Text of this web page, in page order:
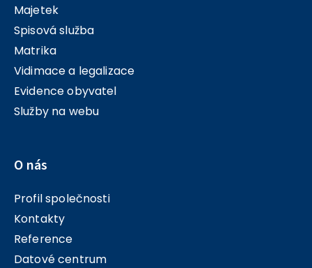
Majetek
Spisová služba
Matrika
Vidimace a legalizace
Evidence obyvatel
Služby na webu
O nás
Profil společnosti
Kontakty
Reference
Datové centrum